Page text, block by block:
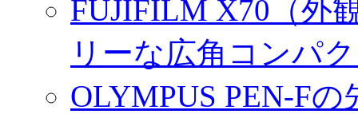
FUJIFILM X70（外
リーな広角コンパ
OLYMPUS PEN-F